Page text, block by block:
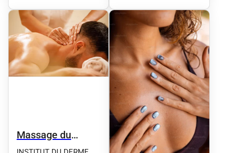
Microneedling - Plasma
Pen - Détatouage -
Massage
Massage du